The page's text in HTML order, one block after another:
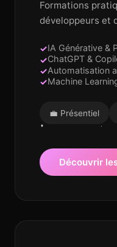
Formations
développeurs et
IA Générative &
ChatGPT &
Automatisation
Machine
💼 Présentiel
Découvrir
Assistant IT4